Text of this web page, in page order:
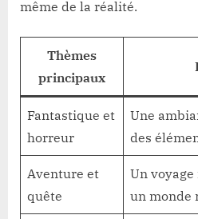
même de la réalité.
Thèmes
principaux
Fantastique et
horreur
Une
des
Aventure et
quête
Un
un monde